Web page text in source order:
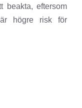
beakta, eftersom
högre risk för